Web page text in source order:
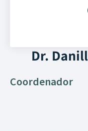
Dr.
Coordenador